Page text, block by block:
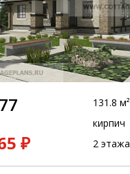
₽
131.8 м²
кирпич
2 этажа